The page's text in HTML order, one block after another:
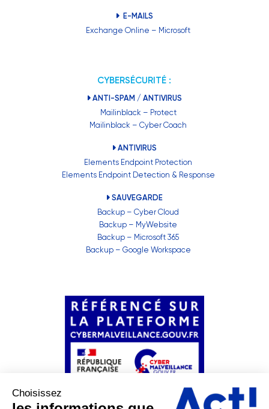
E-MAILS
Exchange Online – Microsoft
CYBERSÉCURITÉ :
ANTI-SPAM / ANTIVIRUS
Mailinblack – Protect
Mailinblack – Cyber Coach
ANTIVIRUS
Elements Endpoint Protection
Elements Endpoint Detection & Response
SAUVEGARDE
Backup – Cyber Cloud
Backup – MyWebsite
Backup – Microsoft 365
Backup – Google Workspace
Choisissez